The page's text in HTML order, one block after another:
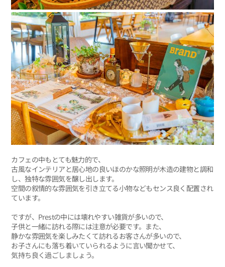
カフェの中もとても魅力的で、
古風なインテリアと居心地の良いほのかな照明が木造の建物と調和
し、独特な雰囲気を醸し出します。
空間の叙情的な雰囲気を引き立てる小物などもセンス良く配置され
ています。
ですが、Prestの中には壊れやすい雑貨が多いので、
子供と一緒に訪れる際には注意が必要です。また、
静かな雰囲気を楽しみたくて訪れるお客さんが多いので、
お子さんにも落ち着いていられるように言い聞かせて、
気持ち良く過ごしましょう。